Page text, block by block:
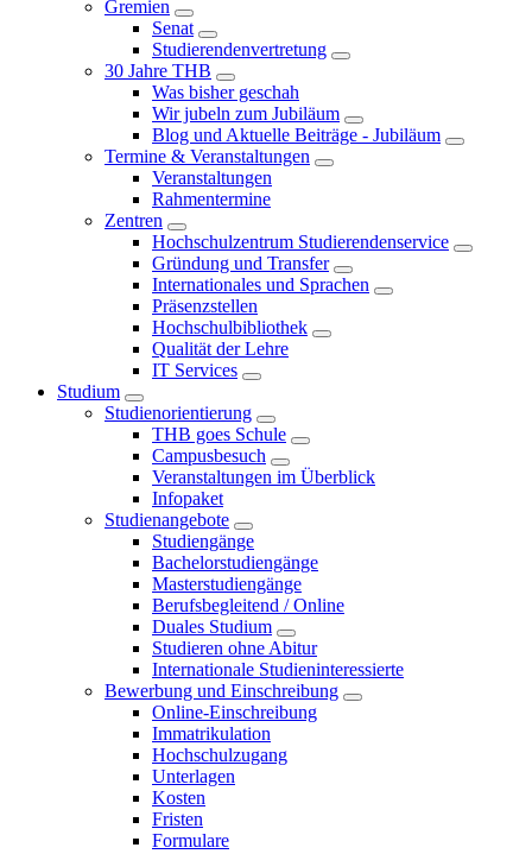
Gremien
Senat
Studierendenvertretung
30 Jahre THB
Was bisher geschah
Wir jubeln zum Jubiläum
Blog und Aktuelle Beiträge - Jubiläum
Termine & Veranstaltungen
Veranstaltungen
Rahmentermine
Zentren
Hochschulzentrum Studierendenservice
Gründung und Transfer
Internationales und Sprachen
Präsenzstellen
Hochschulbibliothek
Qualität der Lehre
IT Services
Studium
Studienorientierung
THB goes Schule
Campusbesuch
Veranstaltungen im Überblick
Infopaket
Studienangebote
Studiengänge
Bachelorstudiengänge
Masterstudiengänge
Berufsbegleitend / Online
Duales Studium
Studieren ohne Abitur
Internationale Studieninteressierte
Bewerbung und Einschreibung
Online-Einschreibung
Immatrikulation
Hochschulzugang
Unterlagen
Kosten
Fristen
Formulare